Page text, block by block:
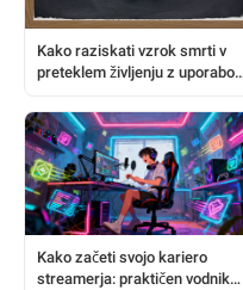
Kako raziskati vzrok smrti v
preteklem življenju z uporabo
Kako začeti svojo kariero
streamerja: praktičen vodnik